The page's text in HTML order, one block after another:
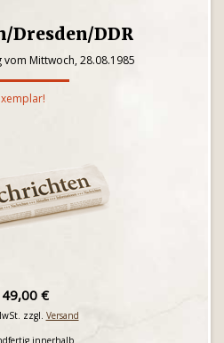
Dresden/DDR
Mittwoch, 28.08.1985
49,00 €
zzgl. Versand
innerhalb